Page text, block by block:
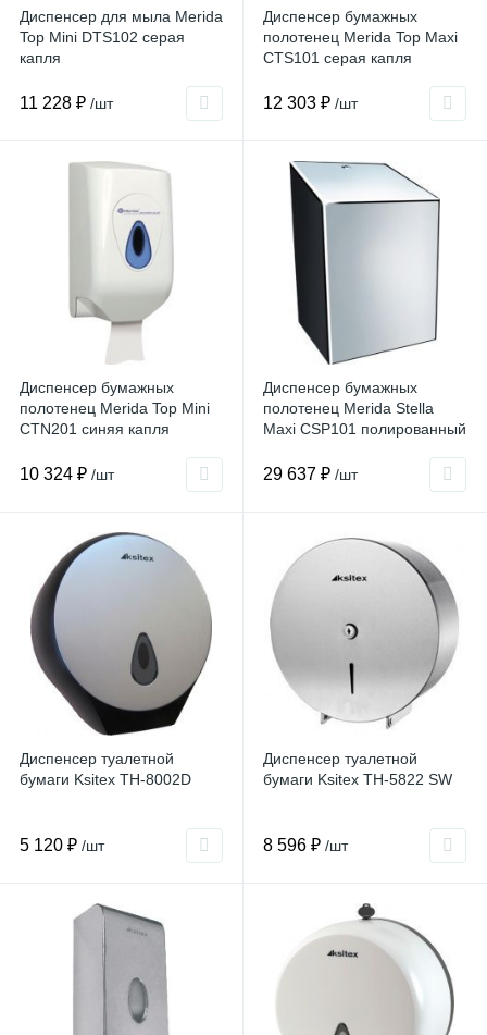
Диспенсер для мыла Merida
Top Mini DTS102 серая
капля
11 228 ₽ /шт
Диспенсер бумажных
полотенец Merida Top Maxi
CTS101 серая капля
12 303 ₽ /шт
Диспенсер бумажных
полотенец Merida Top Mini
CTN201 синяя капля
10 324 ₽ /шт
Диспенсер бумажных
полотенец Merida Stella
Maxi CSP101 полированный
29 637 ₽ /шт
Диспенсер туалетной
бумаги Ksitex TH-8002D
5 120 ₽ /шт
Диспенсер туалетной
бумаги Ksitex TH-5822 SW
8 596 ₽ /шт